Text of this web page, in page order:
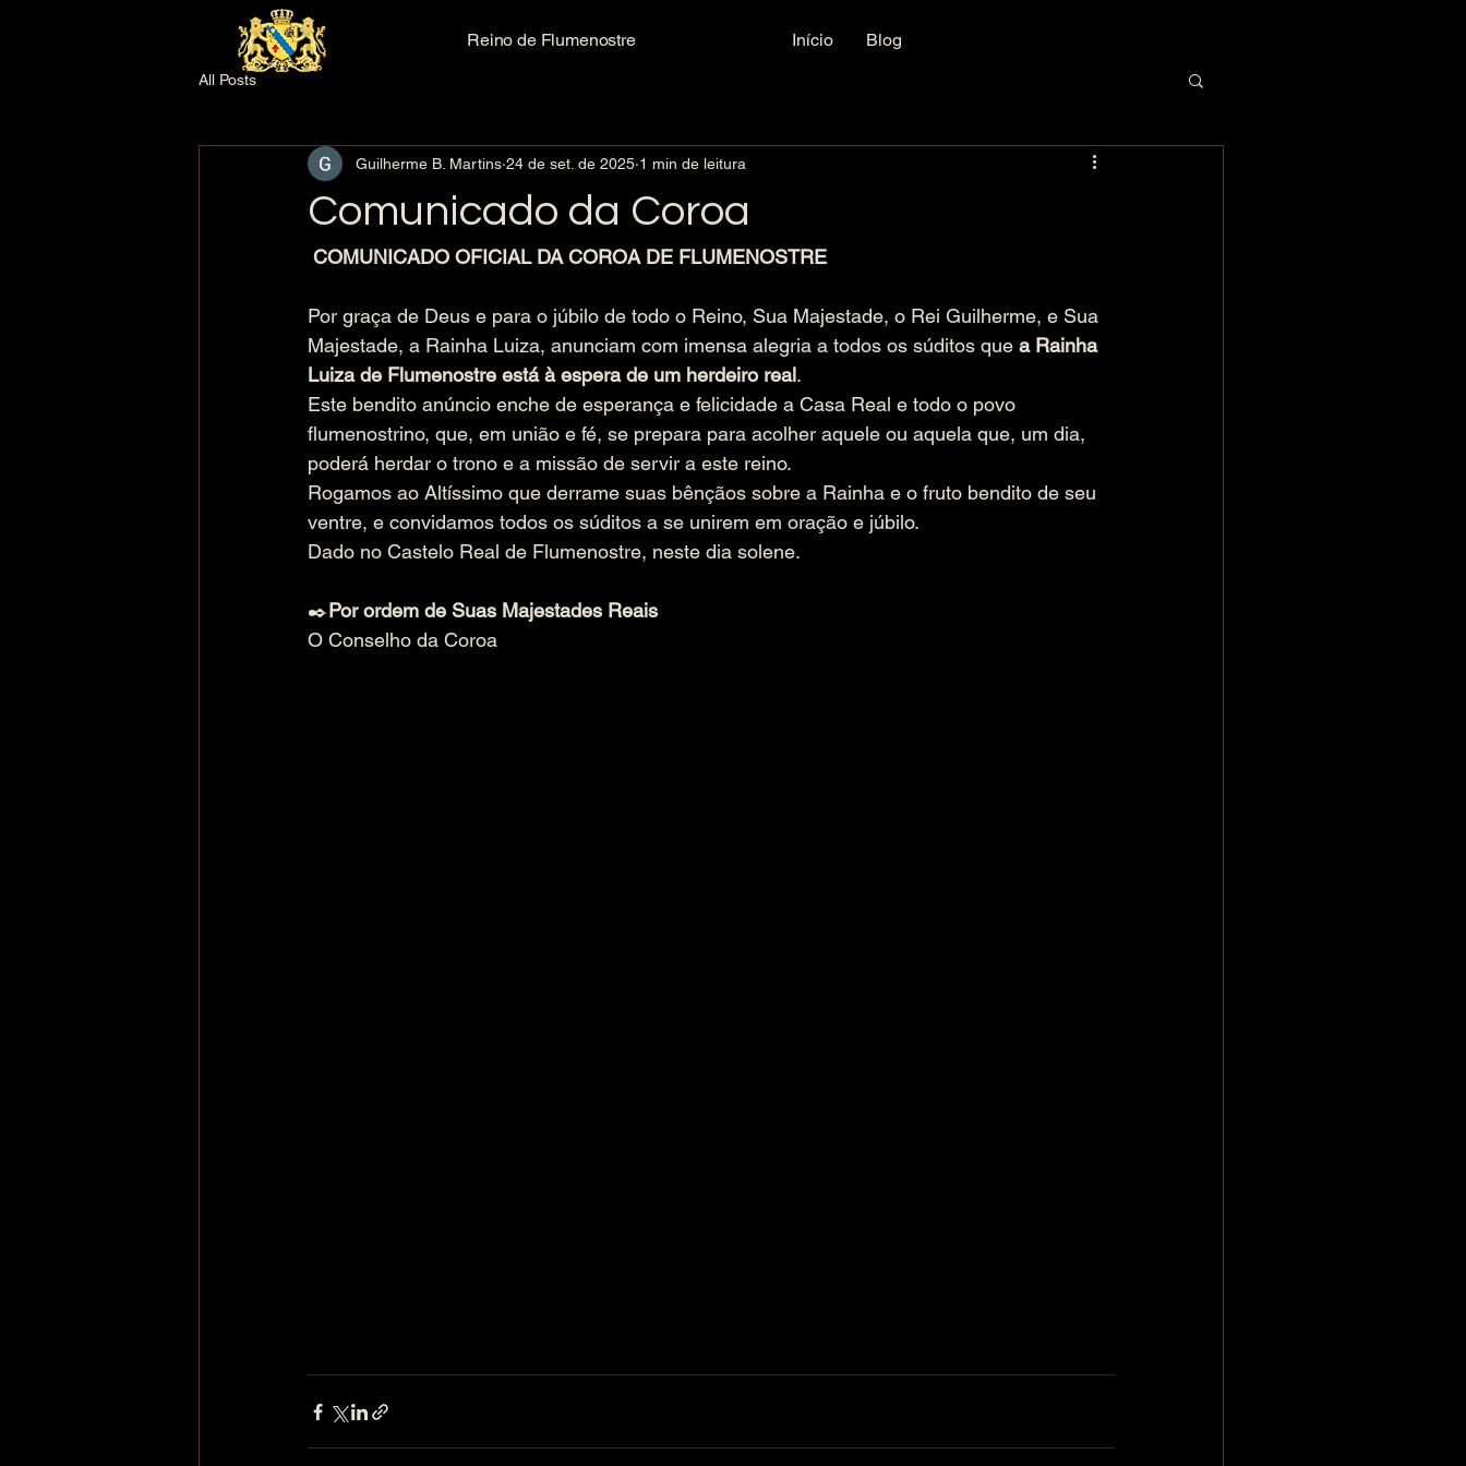
Início Blog
Reino de Flumenostre
All Posts
Comunicado da Coroa
Guilherme B. Martins 24 de set. de 2025 1 min de leitura
COMUNICADO OFICIAL DA COROA DE FLUMENOSTRE
Por graça de Deus e para o júbilo de todo o Reino, Sua Majestade, o Rei Guilherme, e Sua
Majestade, a Rainha Luiza, anunciam com imensa alegria a todos os súditos que a Rainha
Luiza de Flumenostre está à espera de um herdeiro real.
Este bendito anúncio enche de esperança e felicidade a Casa Real e todo o povo
flumenostrino, que, em união e fé, se prepara para acolher aquele ou aquela que, um dia,
poderá herdar o trono e a missão de servir a este reino.
Rogamos ao Altíssimo que derrame suas bênçãos sobre a Rainha e o fruto bendito de seu
ventre, e convidamos todos os súditos a se unirem em oração e júbilo.
Dado no Castelo Real de Flumenostre, neste dia solene.
✒️Por ordem de Suas Majestades Reais
O Conselho da Coroa